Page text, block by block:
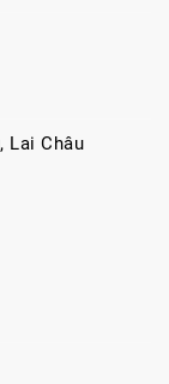
Lai Châu